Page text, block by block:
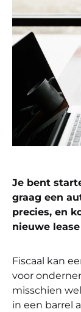
Je bent
graag een
precies, en
nieuwe
Fiscaal kan
voor
misschien
in een barrel